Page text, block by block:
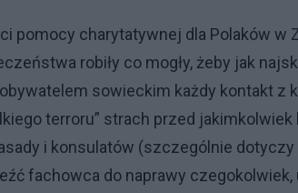
pomocy charytatywnej dla Polaków
robiły co mogły, żeby jak
sowieckim każdy kontakt z
terroru” strach przed
i konsulatów (szczególnie
fachowca do naprawy